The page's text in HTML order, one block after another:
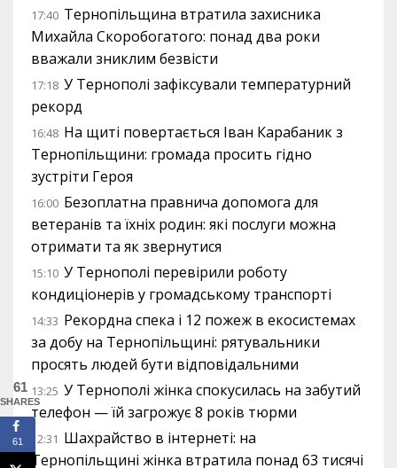
17:40 Тернопільщина втратила захисника
Михайла Скоробогатого: понад два роки
вважали зниклим безвісти
17:18 У Тернополі зафіксували температурний
рекорд
16:48 На щиті повертається Іван Карабаник з
Тернопільщини: громада просить гідно
зустріти Героя
16:00 Безоплатна правнича допомога для
ветеранів та їхніх родин: які послуги можна
отримати та як звернутися
15:10 У Тернополі перевірили роботу
кондиціонерів у громадському транспорті
14:33 Рекордна спека і 12 пожеж в екосистемах
за добу на Тернопільщині: рятувальники
просять людей бути відповідальними
13:25 У Тернополі жінка спокусилась на забутий
телефон — їй загрожує 8 років тюрми
12:31 Шахрайство в інтернеті: на
Тернопільщині жінка втратила понад 63 тисячі
61
SHARES
61